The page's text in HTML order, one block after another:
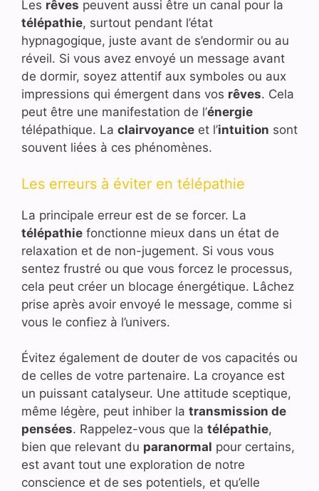
Les rêves peuvent aussi être un canal pour la
télépathie, surtout pendant l’état
hypnagogique, juste avant de s’endormir ou au
réveil. Si vous avez envoyé un message avant
de dormir, soyez attentif aux symboles ou aux
impressions qui émergent dans vos rêves. Cela
peut être une manifestation de l’énergie
télépathique. La clairvoyance et l’intuition sont
souvent liées à ces phénomènes.
Les erreurs à éviter en télépathie
La principale erreur est de se forcer. La
télépathie fonctionne mieux dans un état de
relaxation et de non-jugement. Si vous vous
sentez frustré ou que vous forcez le processus,
cela peut créer un blocage énergétique. Lâchez
prise après avoir envoyé le message, comme si
vous le confiez à l’univers.
Évitez également de douter de vos capacités ou
de celles de votre partenaire. La croyance est
un puissant catalyseur. Une attitude sceptique,
même légère, peut inhiber la transmission de
pensées. Rappelez-vous que la télépathie,
bien que relevant du paranormal pour certains,
est avant tout une exploration de notre
conscience et de ses potentiels, et qu’elle